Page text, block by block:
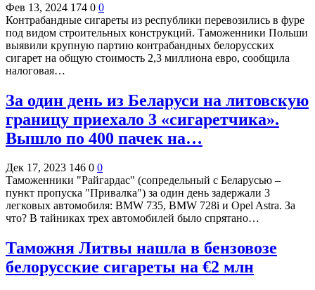
Фев 13, 2024 174 0 0
Контрабандные сигареты из республики перевозились в фуре
под видом строительных конструкций. Таможенники Польши
выявили крупную партию контрабандных белорусских
сигарет на общую стоимость 2,3 миллиона евро, сообщила
налоговая…
За один день из Беларуси на литовскую
границу приехало 3 «сигаретчика».
Вышло по 400 пачек на…
Дек 17, 2023 146 0 0
Таможенники "Райгардас" (сопредельный с Беларусью –
пункт пропуска "Привалка") за один день задержали 3
легковых автомобиля: BMW 735, BMW 728i и Opel Astra. За
что? В тайниках трех автомобилей было спрятано…
Таможня Литвы нашла в бензовозе
белорусские сигареты на €2 млн